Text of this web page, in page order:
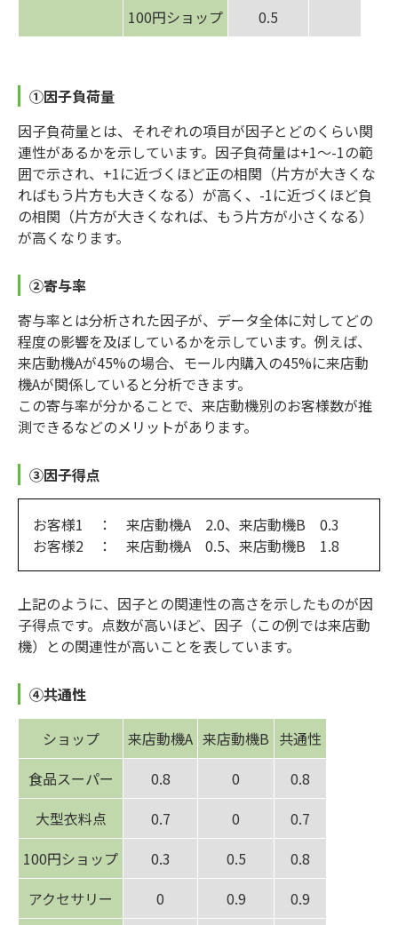
100円ショップ
0.5
①因子負荷量
因子負荷量とは、それぞれの項目が因子とどのくらい関
連性があるかを示しています。因子負荷量は+1～-1の範
囲で示され、+1に近づくほど正の相関（片方が大きくな
ればもう片方も大きくなる）が高く、-1に近づくほど負
の相関（片方が大きくなれば、もう片方が小さくなる）
が高くなります。
②寄与率
寄与率とは分析された因子が、データ全体に対してどの
程度の影響を及ぼしているかを示しています。例えば、
来店動機Aが45%の場合、モール内購入の45%に来店動
機Aが関係していると分析できます。
この寄与率が分かることで、来店動機別のお客様数が推
測できるなどのメリットがあります。
③因子得点
お客様1 ： 来店動機A 2.0、来店動機B 0.3
お客様2 ： 来店動機A 0.5、来店動機B 1.8
上記のように、因子との関連性の高さを示したものが因
子得点です。点数が高いほど、因子（この例では来店動
機）との関連性が高いことを表しています。
④共通性
ショップ 来店動機A 来店動機B 共通性
食品スーパー
0.8 0
0.8
大型衣料点
0.7 0
0.7
100円ショップ
0.3 0.5
0.8
アクセサリー
0 0.9
0.9